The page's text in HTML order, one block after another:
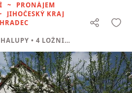
PRONÁJEM
JIHOČESKÝ KRAJ
• 4 LOŽNICE BEZ REALITKY